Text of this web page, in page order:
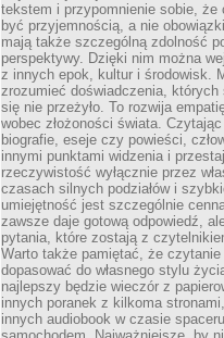
tekstem i przypomnienie sobie, że
być przyjemnością, a nie
mają także szczególną zdolność
perspektywy. Dzięki nim można
z innych epok, kultur i środowisk.
zrozumieć doświadczenia, których
się nie przeżyło. To rozwija
wobec złożoności świata.
biografie, eseje czy powieści,
innymi punktami widzenia i
rzeczywistość wyłącznie przez
czasach silnych podziałów i
umiejętność jest szczególnie
zawsze daje gotową odpowiedź,
pytania, które zostają z
Warto także pamiętać, że czytanie
dopasować do własnego stylu
najlepszy będzie wieczór z
innych poranek z kilkoma
innych audiobook w czasie